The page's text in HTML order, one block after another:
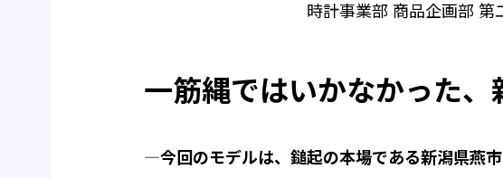
時計事業部 商品企画部 第
一筋縄ではいかなかった
―今回のモデルは、鎚起の本場である新潟県燕